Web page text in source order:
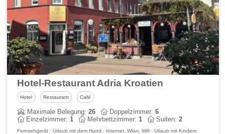
Hotel-Restaurant Adria Kroatien
Hotel Restaurant Café
Maximale Belegung:26 Doppelzimmer:6
Einzelzimmer:1 Mehrbettzimmer:1 Suiten:2
Fernsehgerät · Urlaub mit dem Hund · Internet, Wlan, Wifi · Urlaub mit Kindern